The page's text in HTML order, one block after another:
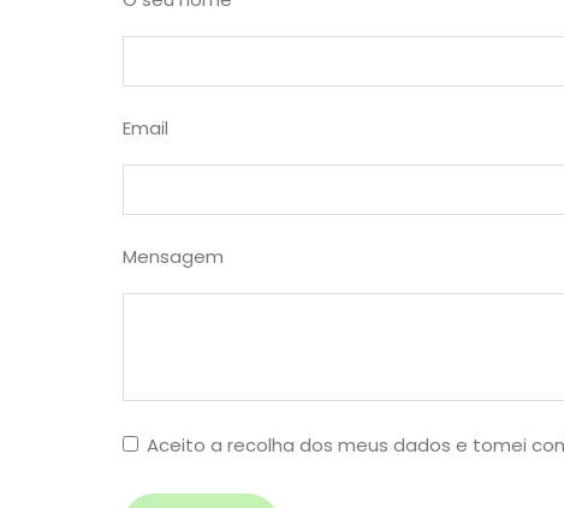
Email
Mensagem
Aceito a recolha dos meus dados e tomei